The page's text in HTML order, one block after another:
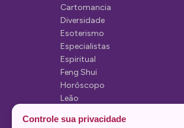
Cartomancia
Diversidade
Esoterismo
Especialistas
Espiritual
Feng Shui
Horóscopo
Leão
Mediunidade
Controle sua privacidade